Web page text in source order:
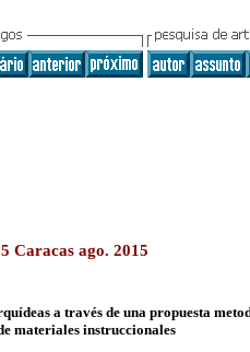
Caracas ago. 2015
a través de una propuesta
materiales instruccionales